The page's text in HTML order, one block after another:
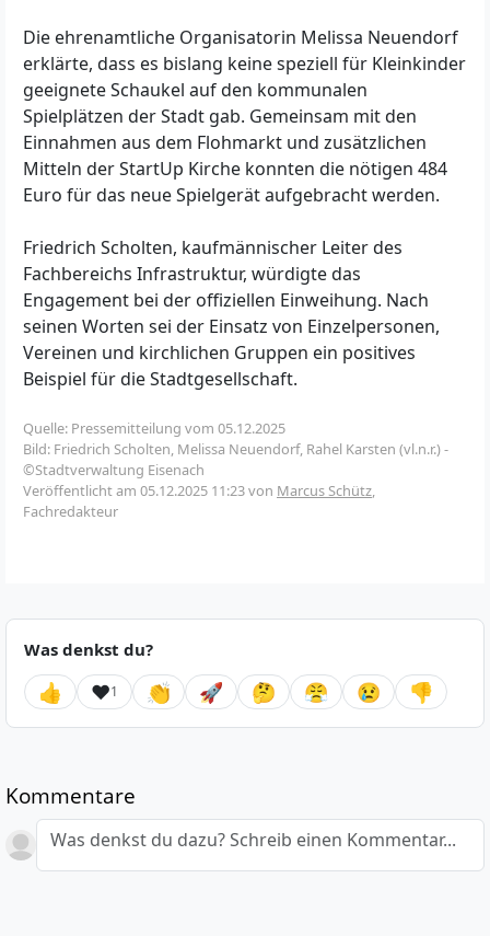
Die ehrenamtliche Organisatorin Melissa Neuendorf
erklärte, dass es bislang keine speziell für Kleinkinder
geeignete Schaukel auf den kommunalen
Spielplätzen der Stadt gab. Gemeinsam mit den
Einnahmen aus dem Flohmarkt und zusätzlichen
Mitteln der StartUp Kirche konnten die nötigen 484
Euro für das neue Spielgerät aufgebracht werden.
Friedrich Scholten, kaufmännischer Leiter des
Fachbereichs Infrastruktur, würdigte das
Engagement bei der offiziellen Einweihung. Nach
seinen Worten sei der Einsatz von Einzelpersonen,
Vereinen und kirchlichen Gruppen ein positives
Beispiel für die Stadtgesellschaft.
Quelle: Pressemitteilung vom 05.12.2025
Bild: Friedrich Scholten, Melissa Neuendorf, Rahel Karsten (vl.n.r.) -
©Stadtverwaltung Eisenach
Veröffentlicht am 05.12.2025 11:23von Marcus Schütz,
Fachredakteur
Was denkst du?
👍 ❤️1 👏 🚀 🤔 😤 😢 👎
Kommentare
Was denkst du dazu? Schreib einen Kommentar...